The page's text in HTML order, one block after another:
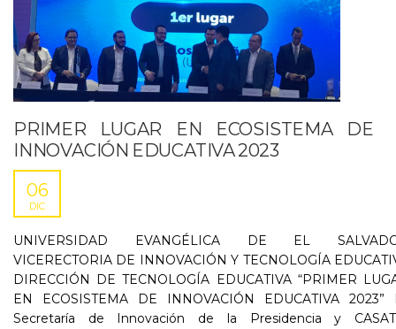
PRIMER LUGAR EN ECOSISTEMA DE
INNOVACIÓN EDUCATIVA 2023
06
DIC
UNIVERSIDAD EVANGÉLICA DE EL
VICERECTORIA DE INNOVACIÓN Y TECNOLOGÍA
DIRECCIÓN DE TECNOLOGÍA EDUCATIVA “PRIMER
EN ECOSISTEMA DE INNOVACIÓN EDUCATIVA 2023”
Secretaría de Innovación de la Presidencia y